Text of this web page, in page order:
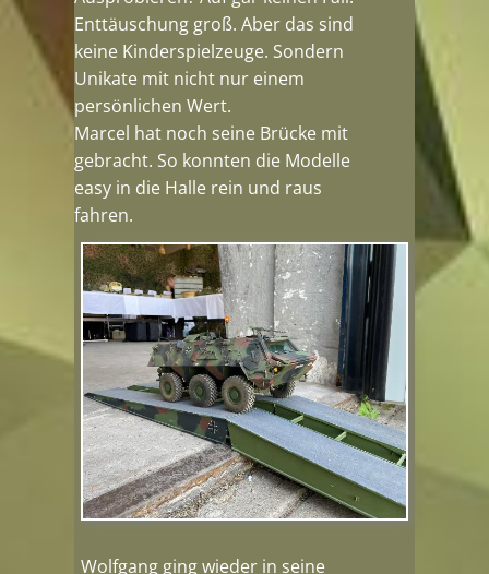
Enttäuschung groß. Aber das sind
keine Kinderspielzeuge. Sondern
Unikate mit nicht nur einem
persönlichen Wert.
Marcel hat noch seine Brücke mit
gebracht. So konnten die Modelle
easy in die Halle rein und raus
fahren.
Wolfgang ging wieder in seine